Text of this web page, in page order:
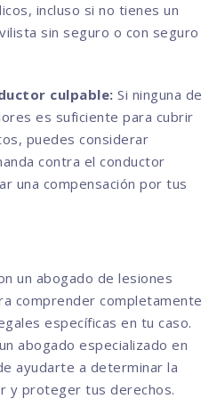
incluso si no tienes un
sin seguro o con seguro
culpable: Si ninguna de
es suficiente para cubrir
puedes considerar
contra el conductor
una compensación por tus
un abogado de lesiones
comprender completamente
específicas en tu caso.
abogado especializado en
ayudarte a determinar la
y proteger tus derechos.